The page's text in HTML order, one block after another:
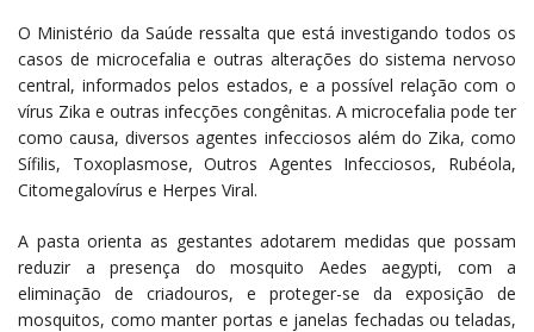
O Ministério da Saúde ressalta que está investigando todos os
casos de microcefalia e outras alterações do sistema nervoso
central, informados pelos estados, e a possível relação com o
vírus Zika e outras infecções congênitas. A microcefalia pode ter
como causa, diversos agentes infecciosos além do Zika, como
Sífilis, Toxoplasmose, Outros Agentes Infecciosos, Rubéola,
Citomegalovírus e Herpes Viral.
A pasta orienta as gestantes adotarem medidas que possam
reduzir a presença do mosquito Aedes aegypti, com a
eliminação de criadouros, e proteger-se da exposição de
mosquitos, como manter portas e janelas fechadas ou teladas,